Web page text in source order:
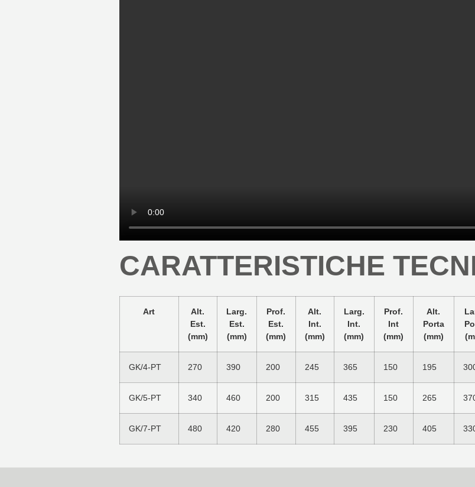
CARATTERISTICHE
Art
Alt.
Est.
(mm)
Larg.
Est.
(mm)
Prof.
Est.
(mm)
Alt.
Int.
(mm)
Larg.
Int.
(mm)
Prof.
Int
(mm)
Alt.
Porta
(mm)
GK/4-PT 270 390 200 245 365 150 195
GK/5-PT 340 460 200 315 435 150 265
GK/7-PT 480 420 280 455 395 230 405